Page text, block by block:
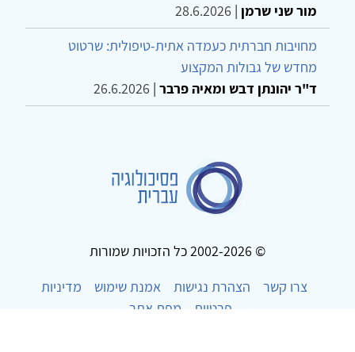
מור שני שרמן |
28.6.2026
מחויבות חברתית כעמדה אתית-טיפולית: שרטוט
מחדש של גבולות המקצוע
ד"ר יהונתן דבש ומאיה פרבר |
26.6.2026
© 2002-2026 כל הזכויות שמורות
צרו קשר
הצהרת נגישות אמנת שימוש
מדיניות
פרטיות
מפת אתר